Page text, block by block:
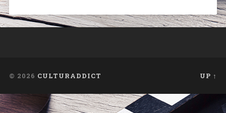
© 2026 CULTURADDICT UP ↑